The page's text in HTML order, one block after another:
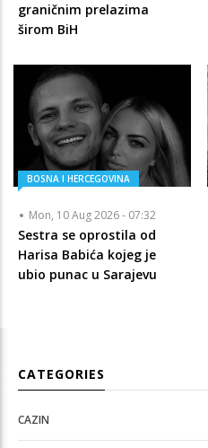
graničnim prelazima
širom BiH
BOSNA I HERCEGOVINA
Mon, 10 Aug 2026 - 07:32
Sestra se oprostila od
Harisa Babića kojeg je
ubio punac u Sarajevu
CATEGORIES
CAZIN